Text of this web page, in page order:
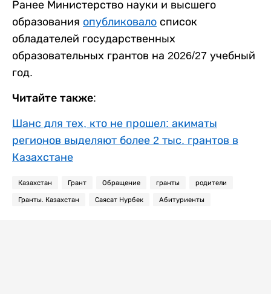
Ранее Министерство науки и высшего
образования опубликовало список
обладателей государственных
образовательных грантов на 2026/27 учебный
год.
Читайте также:
Шанс для тех, кто не прошел: акиматы
регионов выделяют более 2 тыс. грантов в
Казахстане
Казахстан Грант Обращение гранты родители
Гранты. Казахстан Саясат Нурбек Абитуриенты